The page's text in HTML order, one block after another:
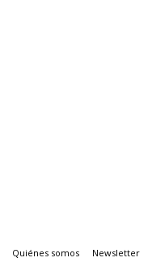
Quiénes somos Newsletter